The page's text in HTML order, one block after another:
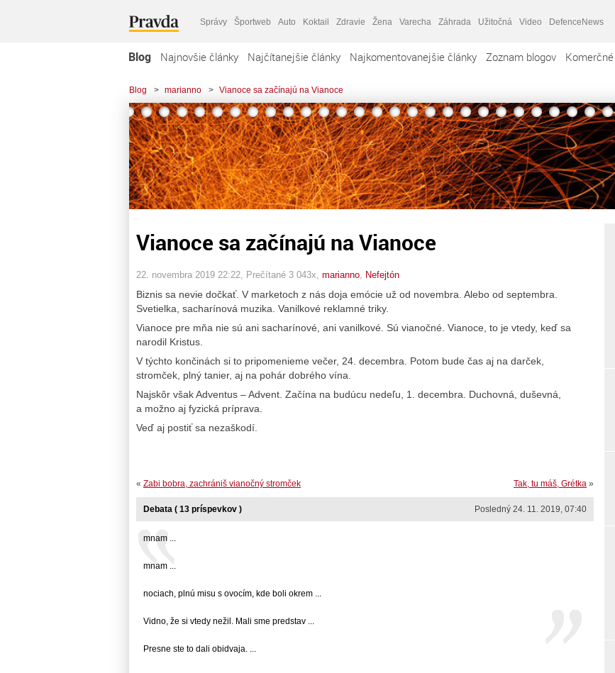
Správy Športweb Auto Koktail Zdravie Žena Varecha Záhrada Užitočná Video DefenceNews
Blog Najnovšie články Najčítanejšie články Najkomentovanejšie články Zoznam blogov
Blog > marianno > Vianoce sa začínajú na Vianoce
Vianoce sa začínajú na Vianoce
22. novembra 2019 22:22 , Prečítané 3 043x, marianno Nefejtón
Biznis sa nevie dočkať. V marketoch z nás doja emócie už od novembra. Alebo od septembra.
Svetielka, sacharínová muzika. Vanilkové reklamné triky.
Vianoce pre mňa nie sú ani sacharínové, ani vanilkové. Sú vianočné. Vianoce, to je vtedy, keď sa
narodil Kristus.
V týchto končinách si to pripomenieme večer, 24. decembra. Potom bude čas aj na darček,
stromček, plný tanier, aj na pohár dobrého vína.
Najskôr však Adventus – Advent. Začína na budúcu nedeľu, 1. decembra. Duchovná, duševná,
a možno aj fyzická príprava.
Veď aj postiť sa nezaškodí.
Tak, tu máš, Grétka »
« Zabi bobra, zachrániš vianočný stromček
Posledný 24. 11. 2019, 07:40
Debata ( 13 príspevkov )
mnam ...
mnam ...
nociach, plnú misu s ovocím, kde boli okrem ...
Vidno, že si vtedy nežil. Mali sme predstav ...
Presne ste to dali obidvaja. ...